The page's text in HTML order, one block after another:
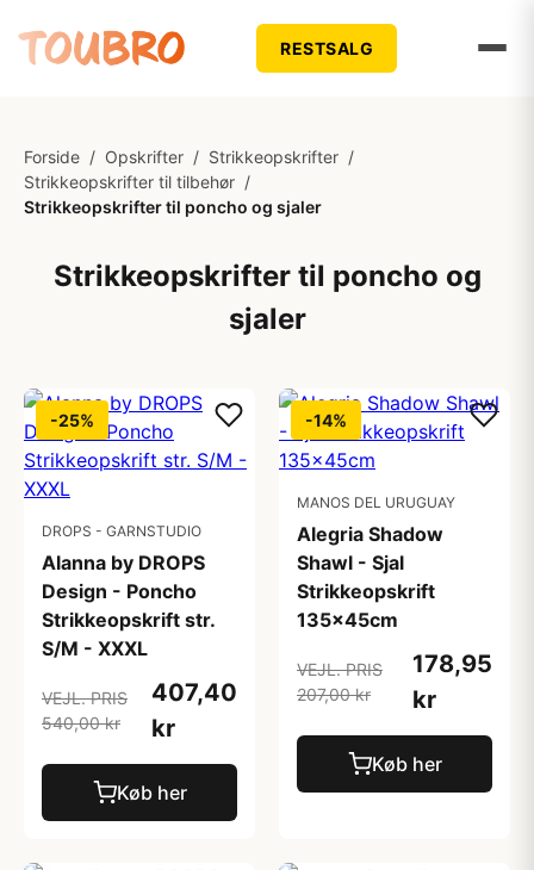
RESTSALG
Forside / Opskrifter / Strikkeopskrifter /
Strikkeopskrifter til tilbehør /
Strikkeopskrifter til poncho og sjaler
Strikkeopskrifter til poncho og
sjaler
-25%
DROPS - GARNSTUDIO
Alanna by DROPS
Design - Poncho
Strikkeopskrift str.
S/M - XXXL
VEJL. PRIS
540,00 kr
407,40
kr
Køb her
-14%
MANOS DEL URUGUAY
Alegria Shadow
Shawl - Sjal
Strikkeopskrift
135x45cm
VEJL. PRIS
207,00 kr
178,95
kr
Køb her